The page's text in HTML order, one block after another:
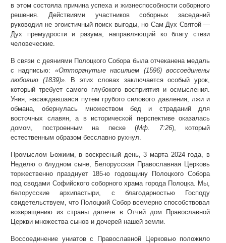
в этом состояла причина успеха и жизнеспособности соборного
решения. Действиями участников соборных заседаний
руководил не эгоистичный поиск выгоды, но Сам Дух Святой —
Дух премудрости и разума, направляющий ко благу стези
человеческие.
В связи с деяниями Полоцкого Собора была отчеканена медаль
с надписью: «Отторгнутые насилием (1596) воссоединены
любовию (1839)».
В этих словах заключается особый урок,
который требует самого глубокого восприятия и осмысления.
Уния, насаждавшаяся путем грубого силового давления, лжи и
обмана, обернулась множеством бед и страданий для
восточных славян, а в исторической перспективе оказалась
домом, построенным на песке (Мф. 7:26), который
естественным образом бесславно рухнул.
Промыслом Божиим, в воскресный день, 3 марта 2024 года, в
Неделю о блудном сыне, Белорусская Православная Церковь
торжественно празднует 185-ю годовщину Полоцкого Собора
под сводами Софийского соборного храма города Полоцка. Мы,
белорусские архипастыри, с благодарностью Господу
свидетельствуем, что Полоцкий Собор всемерно способствовал
возвращению из страны далече в Отчий дом Православной
Церкви множества сынов и дочерей нашей земли.
Воссоединение униатов с Православной Церковью положило